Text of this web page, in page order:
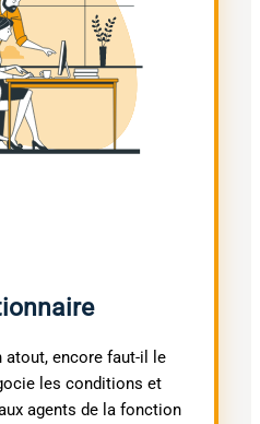
encore faut-il le
les conditions et
agents de la fonction